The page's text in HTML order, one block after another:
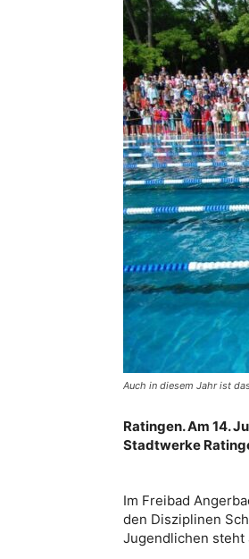
Auch in diesem Jahr ist
Ratingen. Am 14.
Stadtwerke
Im Freibad
den Disziplinen
Jugendlichen steht